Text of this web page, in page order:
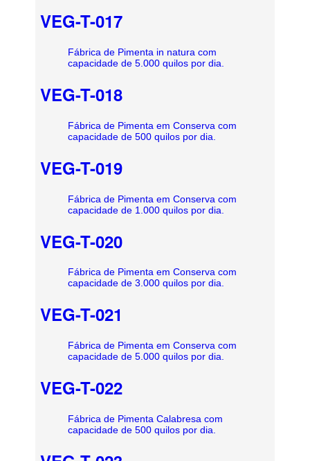
VEG-T-017
Fábrica de Pimenta in natura com
capacidade de 5.000 quilos por dia.
VEG-T-018
Fábrica de Pimenta em Conserva com
capacidade de 500 quilos por dia.
VEG-T-019
Fábrica de Pimenta em Conserva com
capacidade de 1.000 quilos por dia.
VEG-T-020
Fábrica de Pimenta em Conserva com
capacidade de 3.000 quilos por dia.
VEG-T-021
Fábrica de Pimenta em Conserva com
capacidade de 5.000 quilos por dia.
VEG-T-022
Fábrica de Pimenta Calabresa com
capacidade de 500 quilos por dia.